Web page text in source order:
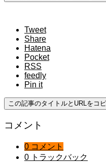
Tweet
Share
Hatena
Pocket
RSS
feedly
Pin it
この記事のタイトルとURLをコ
コメント
0 コメント
0 トラックバック